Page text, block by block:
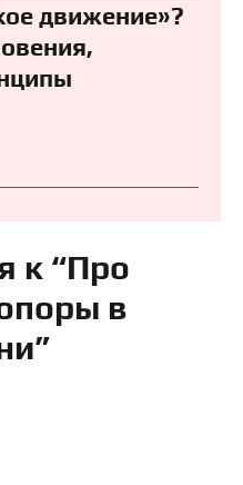
движение»?
к “Про
в